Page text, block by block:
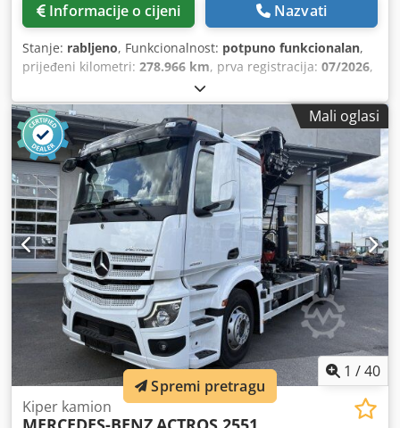
Informacije o cijeni Nazvati
Stanje: rabljeno, Funkcionalnost: potpuno funkcionalan,
prijeđeni kilometri: 278.966 km, prva registracija: 07/2026,
Mali oglasi
1 /40
Kiper kamion
Spremi pretragu